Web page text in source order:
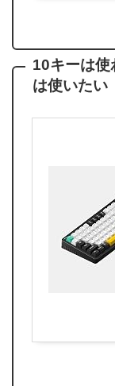
10キーは使
は使いたい